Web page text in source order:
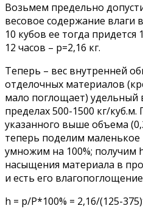
Возьмем предельно
весовое содержание влаги
10 кубов ее тогда
12 часов – p=2,16 кг.
Теперь – вес внутренней
отделочных материалов
мало поглощает) удельный
пределах 500-1500 кг/
указанного выше объема
теперь поделим
умножим на 100%; получим
насыщения материала в
и есть его
h = p/P*100% = 2,16/(125-